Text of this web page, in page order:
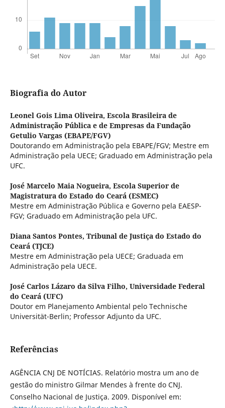
Biografia do Autor
Leonel Gois Lima Oliveira, Escola Brasileira de
Administração Pública e de Empresas da Fundação
Getulio Vargas (EBAPE/FGV)
Doutorando em Administração pela EBAPE/FGV; Mestre em
Administração pela UECE; Graduado em Administração pela
UFC.
José Marcelo Maia Nogueira, Escola Superior de
Magistratura do Estado do Ceará (ESMEC)
Mestre em Administração Pública e Governo pela EAESP-
FGV; Graduado em Administração pela UFC.
Diana Santos Pontes, Tribunal de Justiça do Estado do
Ceará (TJCE)
Mestre em Administração pela UECE; Graduada em
Administração pela UECE.
José Carlos Lázaro da Silva Filho, Universidade Federal
do Ceará (UFC)
Doutor em Planejamento Ambiental pelo Technische
Universität-Berlin; Professor Adjunto da UFC.
Referências
AGÊNCIA CNJ DE NOTÍCIAS. Relatório mostra um ano de
gestão do ministro Gilmar Mendes à frente do CNJ.
Conselho Nacional de Justiça. 2009. Disponível em: